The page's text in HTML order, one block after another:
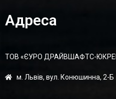
Адреса
ТОВ «ЄУРО ДРАЙВШАФТC-
м. Львів, вул. Конюшинна, 2-Б